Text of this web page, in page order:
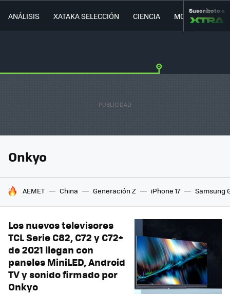
ANÁLISIS XATAKA SELECCIÓN CIENCIA MOVILIDAD
Suscríbete a
Onkyo
HOY SE HABLA DE
AEMET China Generación Z iPhone 17 Samsung
Los nuevos televisores
TCL Serie C82, C72 y C72+
de 2021 llegan con
paneles MiniLED, Android
TV y sonido firmado por
Onkyo